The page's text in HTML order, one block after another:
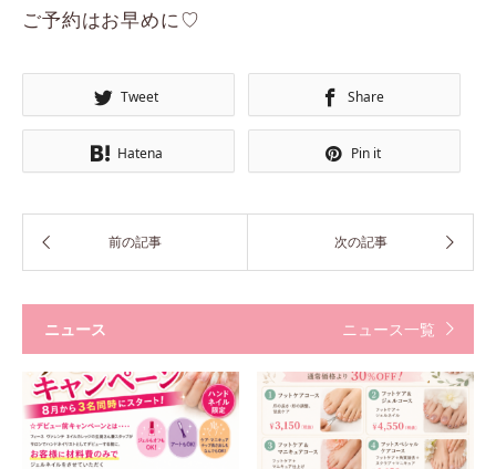
ご予約はお早めに♡
Tweet Share
Hatena Pin it
ニュース ニュース一覧